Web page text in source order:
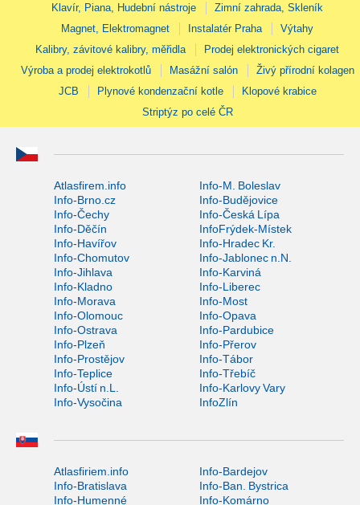
Klavír, Piana, Hudební nástroje
Zimní zahrada, Skleník
Magnet, Elektromagnet
Instalatér Praha
Výtahy
Kalibry, závitové kalibry, měřidla
Prodej elektronických cigaret
Výroba a prodej elektrokotlů
Masážní salón
Živý přírodní kolagen
JCB
Plynové kondenzační kotle
Klopové krabice
Striptýz po celé ČR
Atlasfirem.info
Info-M. Boleslav
Info-Brno.cz
Info-Budějovice
Info-Čechy
Info-Česká Lípa
Info-Děčín
InfoFrýdek-Místek
Info-Havířov
Info-Hradec Kr.
Info-Chomutov
Info-Jablonec n.N.
Info-Jihlava
Info-Karviná
Info-Kladno
Info-Liberec
Info-Morava
Info-Most
Info-Olomouc
Info-Opava
Info-Ostrava
Info-Pardubice
Info-Plzeň
Info-Přerov
Info-Prostějov
Info-Tábor
Info-Teplice
Info-Třebíč
Info-Ústí n.L.
Info-Karlovy Vary
Info-Vysočina
InfoZlín
Atlasfiriem.info
Info-Bardejov
Info-Bratislava
Info-Ban. Bystrica
Info-Humenné
Info-Komárno